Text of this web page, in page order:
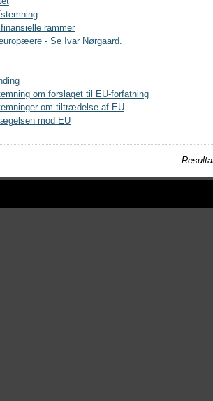
rammer
- Se Ivar Nørgaard.
om forslaget til EU-forfatning
om tiltrædelse af EU
mod EU